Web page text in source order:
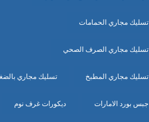
تسليك مجاري الحمامات
تسليك مجاري الصرف الصحي
تسليك مجاري المطبخ تسليك مجاري
جبس بورد الامارات ديكورات غرف نوم